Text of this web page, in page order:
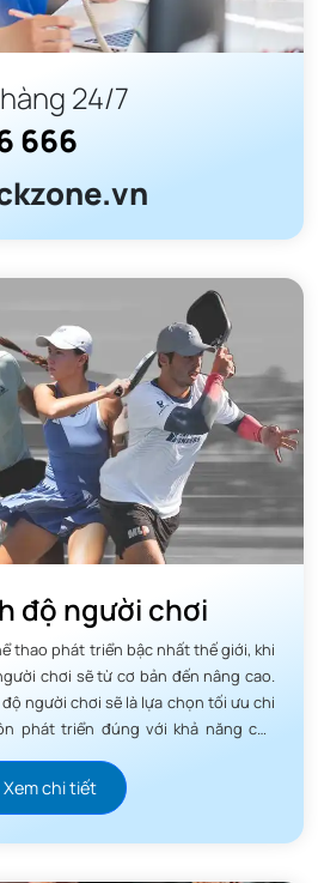
24/7
666
độ người chơi
thao phát triển bậc nhất thế giới, khi
chơi sẽ từ cơ bản đến nâng cao.
người chơi sẽ là lựa chọn tối ưu chi
phát triển đúng với khả năng của
Xem chi tiết